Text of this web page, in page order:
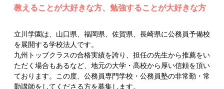
教えることが大好きな方、勉強することが大好きな方
立川学園は、山口県、福岡県、佐賀県、長崎県に公務員予備校
を展開する学校法人です。
九州トップクラスの合格実績を誇り、担任の先生から推薦をい
ただく場合もあるなど、地元の大学・高校から厚い信頼を頂い
ております。この度、公務員専門学校・公務員塾の非常勤・常
勤講師をしてくださる方を募集します。